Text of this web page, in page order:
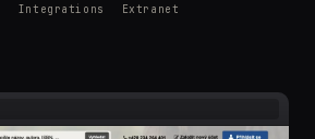
Integrations
Extranet